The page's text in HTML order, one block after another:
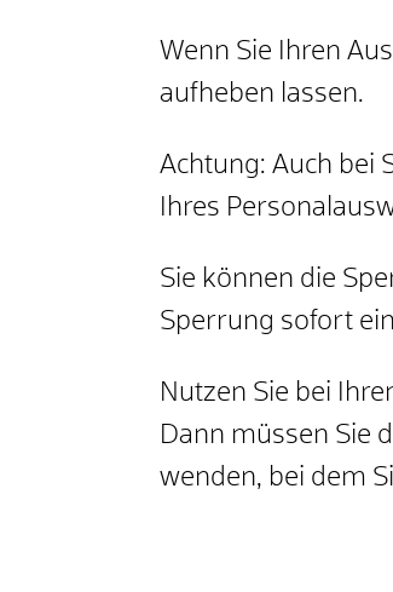
Wenn Sie Ihren
aufheben lassen.
Achtung: Auch bei
Ihres
Sie können die
Sperrung sofort
Nutzen Sie bei
Dann müssen Sie
wenden, bei dem